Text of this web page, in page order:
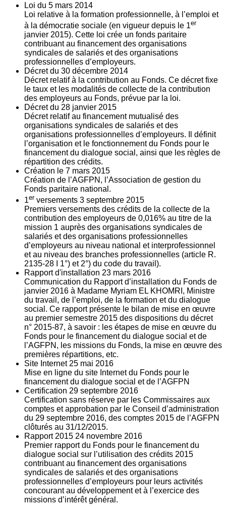
Loi du 5 mars 2014
Loi relative à la formation professionnelle, à l’emploi et
à la démocratie sociale (en vigueur depuis le 1er
janvier 2015). Cette loi crée un fonds paritaire
contribuant au financement des organisations
syndicales de salariés et des organisations
professionnelles d’employeurs.
Décret du 30 décembre 2014
Décret relatif à la contribution au Fonds. Ce décret fixe
le taux et les modalités de collecte de la contribution
des employeurs au Fonds, prévue par la loi.
Décret du 28 janvier 2015
Décret relatif au financement mutualisé des
organisations syndicales de salariés et des
organisations professionnelles d’employeurs. Il définit
l’organisation et le fonctionnement du Fonds pour le
financement du dialogue social, ainsi que les règles de
répartition des crédits.
Création le 7 mars 2015
Création de l’AGFPN, l’Association de gestion du
Fonds paritaire national.
1er versements 3 septembre 2015
Premiers versements des crédits de la collecte de la
contribution des employeurs de 0,016% au titre de la
mission 1 auprès des organisations syndicales de
salariés et des organisations professionnelles
d’employeurs au niveau national et interprofessionnel
et au niveau des branches professionnelles (article R.
2135‐28 I 1°) et 2°) du code du travail).
Rapport d'installation 23 mars 2016
Communication du Rapport d’installation du Fonds de
janvier 2016 à Madame Myriam EL KHOMRI, Ministre
du travail, de l’emploi, de la formation et du dialogue
social. Ce rapport présente le bilan de mise en œuvre
au premier semestre 2015 des dispositions du décret
n° 2015-87, à savoir : les étapes de mise en œuvre du
Fonds pour le financement du dialogue social et de
l’AGFPN, les missions du Fonds, la mise en œuvre des
premières répartitions, etc.
Site Internet 25 mai 2016
Mise en ligne du site Internet du Fonds pour le
financement du dialogue social et de l’AGFPN
Certification 29 septembre 2016
Certification sans réserve par les Commissaires aux
comptes et approbation par le Conseil d’administration
du 29 septembre 2016, des comptes 2015 de l’AGFPN
clôturés au 31/12/2015.
Rapport 2015 24 novembre 2016
Premier rapport du Fonds pour le financement du
dialogue social sur l’utilisation des crédits 2015
contribuant au financement des organisations
syndicales de salariés et des organisations
professionnelles d’employeurs pour leurs activités
concourant au développement et à l’exercice des
missions d’intérêt général.